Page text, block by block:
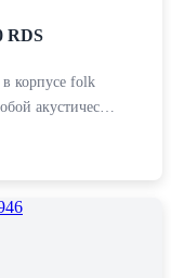
RDS
в корпусе folk
акустичес…